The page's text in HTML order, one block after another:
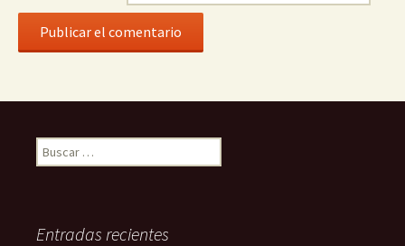
Buscar:
Entradas recientes